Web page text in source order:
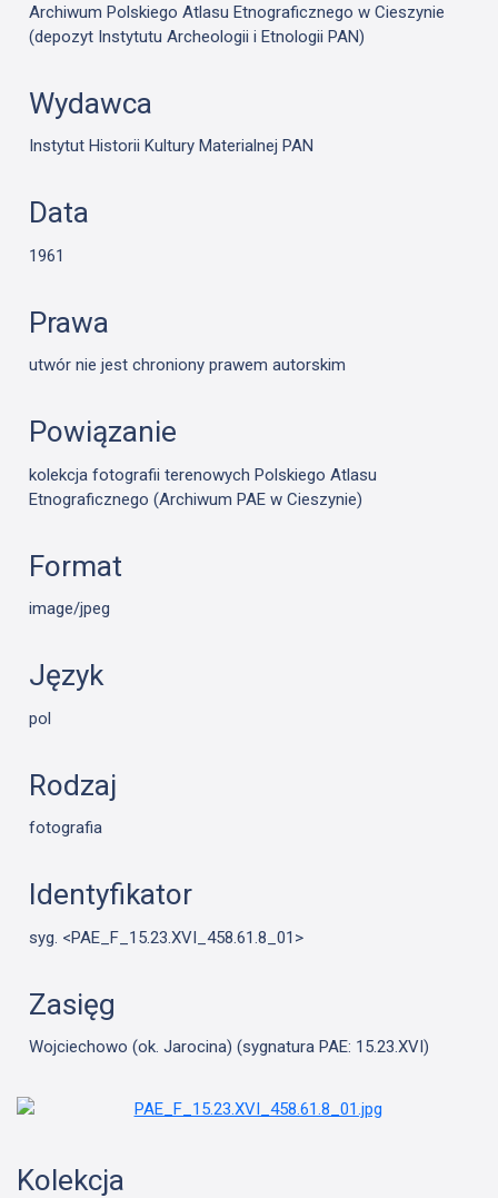
Archiwum Polskiego Atlasu Etnograficznego w Cieszynie
(depozyt Instytutu Archeologii i Etnologii PAN)
Wydawca
Instytut Historii Kultury Materialnej PAN
Data
1961
Prawa
utwór nie jest chroniony prawem autorskim
Powiązanie
kolekcja fotografii terenowych Polskiego Atlasu
Etnograficznego (Archiwum PAE w Cieszynie)
Format
image/jpeg
Język
pol
Rodzaj
fotografia
Identyfikator
syg. <PAE_F_15.23.XVI_458.61.8_01>
Zasięg
Wojciechowo (ok. Jarocina) (sygnatura PAE: 15.23.XVI)
Kolekcja